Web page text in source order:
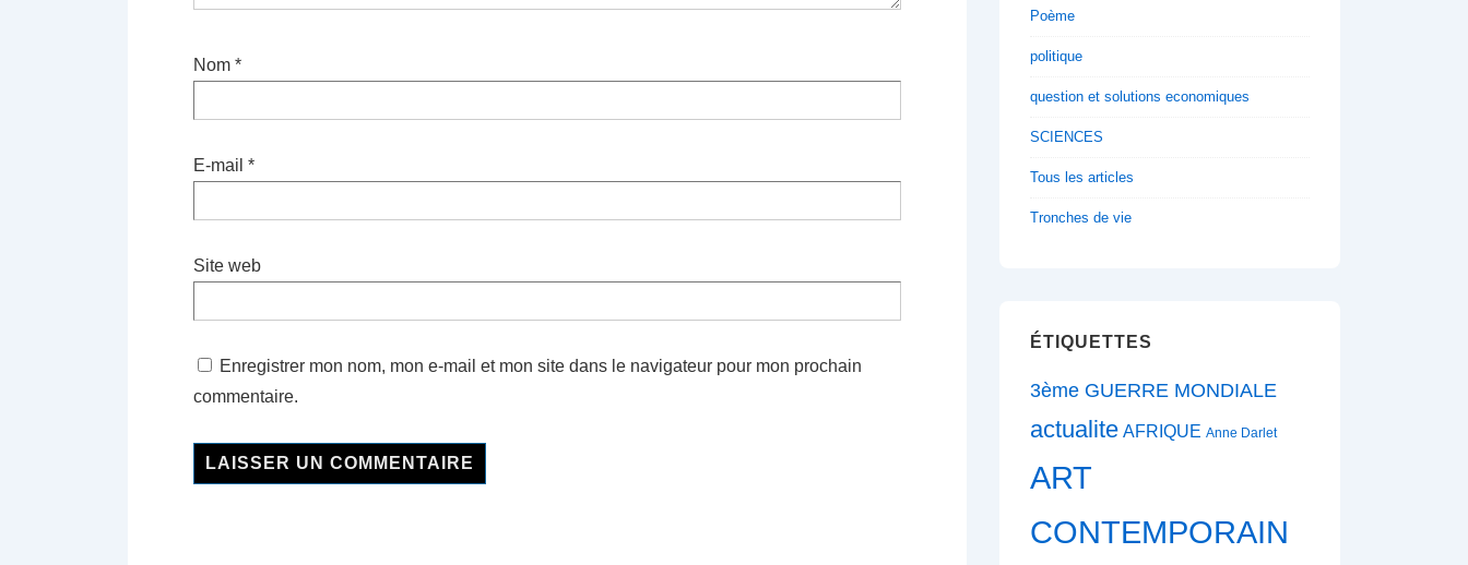
Nom *
E-mail *
Site web
Enregistrer mon nom, mon e-mail et mon site dans le navigateur pour mon prochain
commentaire.
Poème
politique
question et solutions economiques
SCIENCES
Tous les articles
Tronches de vie
ÉTIQUETTES
3ème GUERRE MONDIALE
actualite AFRIQUE Anne Darlet
ART
CONTEMPORAIN